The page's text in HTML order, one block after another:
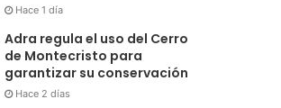
Hace 1 día
Adra regula el uso del Cerro
de Montecristo para
garantizar su conservación
Hace 2 días